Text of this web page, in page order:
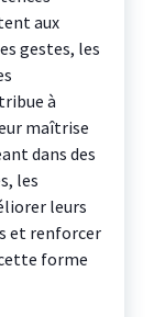
aux
gestes, les
à
maîtrise
dans des
les
leurs
et renforcer
forme